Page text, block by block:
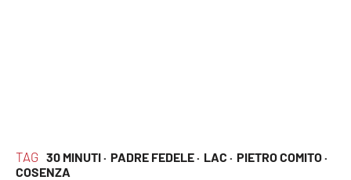
Sanità
TAG 30 MINUTI · PADRE FEDELE · LAC · PIETRO COMITO ·
COSENZA